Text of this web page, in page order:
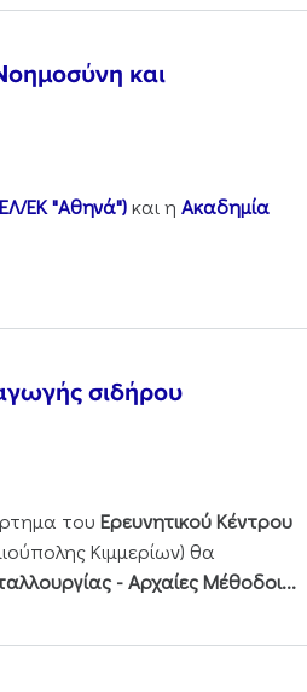
και
ΕΚ "Αθηνά")και η Ακαδημία
σιδήρου
του Ερευνητικού Κέντρου
Κιμμερίων) θα
-​ Αρχαίες Μέθοδοι...